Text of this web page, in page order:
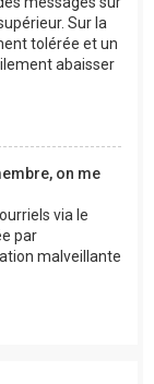
Sur la
tolérée et un
abaisser
on me
via le
par
malveillante